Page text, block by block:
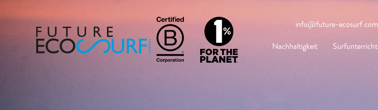
info@future-ecosurf.com
Nachhaltigkeit
Surfunterricht